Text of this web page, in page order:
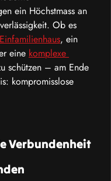
ein Höchstmass an
Ob es
Einfamilienhaus, ein
eine komplexe
schützen – am Ende
kompromisslose
Verbundenheit